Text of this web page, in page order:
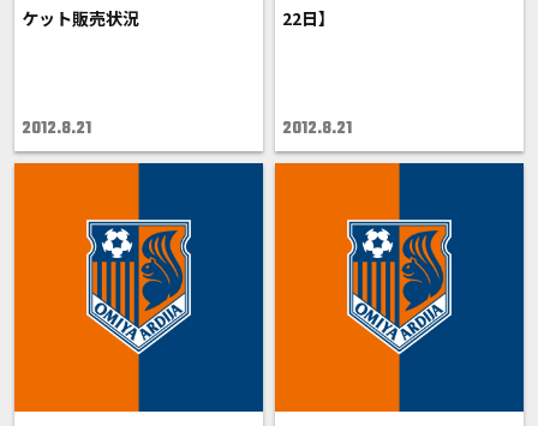
ケット販売状況
2012.8.21
22日】
2012.8.21